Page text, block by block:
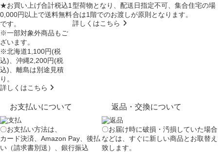
★お買い上げ合計税込1
0,000円以上で送料無料
です。
※一部対象外商品もご
ざいます。
※北海道1,100円(税
込)、沖縄2,200円(税
込)、離島は別途見積
り。
詳しくはこちら
型荷物となり、配送日指定不可 、集合住宅の場
合は1階でのお渡しが原則となります。
詳しくはこちら
お支払いについて
〇お支払い方法は、
カード決済、Amazon Pay、後払
い（請求書別送）、銀行振込
返品・交換について
〇お届け時に破損・汚損していた場合
などは、すぐに新しい商品とお取替え
致します。